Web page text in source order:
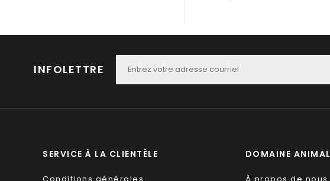
INFOLETTRE
SERVICE À LA CLIENTÈLE DOMAINE ANIMAL